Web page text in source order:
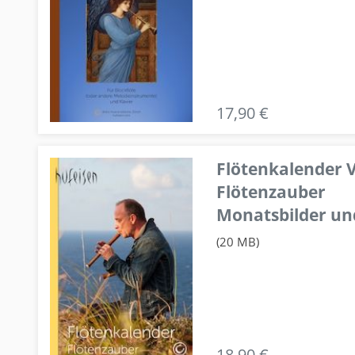
17,90 €
Flötenkalender
Flötenzauber
Monatsbilder
(20 MB)